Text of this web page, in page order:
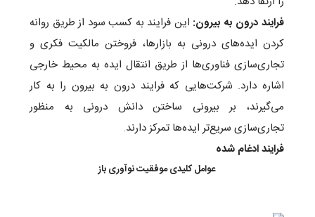
فرايند درون به بيرون: اين فرايند به كسب سود از طريق روانه
كردن ايده‌های درونی به بازارها، فروختن مالكيت فكری و
تجاری‌سازی فناوری‌ها از طريق انتقال ايده به محيط خارجی
اشاره دارد. شركت‌هایی كه فرايند درون به بيرون را به كار
می‌گيرند، بر بيرونی ساختن دانش درونی به منظور
تجاری‌سازی سريع‌تر ايده‌ها تمركز دارند.
فرايند ادغام شده
عوامل كليدی موفقيت نوآوری باز